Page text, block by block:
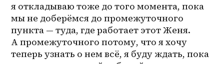
я откладываю тоже до того момента, пока
мы не доберёмся до промежуточного
пункта — туда, где работает этот Женя.
А промежуточного потому, что я хочу
теперь узнать о нем всё, я буду ждать, пока